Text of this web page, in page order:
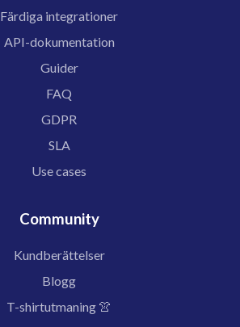
Färdiga integrationer
API-dokumentation
Guider
FAQ
GDPR
SLA
Use cases
Community
Kundberättelser
Blogg
T-shirtutmaning 👚